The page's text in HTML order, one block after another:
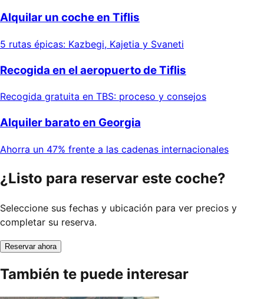
Alquilar un coche en Tiflis
5 rutas épicas: Kazbegi, Kajetia y Svaneti
Recogida en el aeropuerto de Tiflis
Recogida gratuita en TBS: proceso y consejos
Alquiler barato en Georgia
Ahorra un 47% frente a las cadenas internacionales
¿Listo para reservar este coche?
Seleccione sus fechas y ubicación para ver precios y
completar su reserva.
Reservar ahora
También te puede interesar